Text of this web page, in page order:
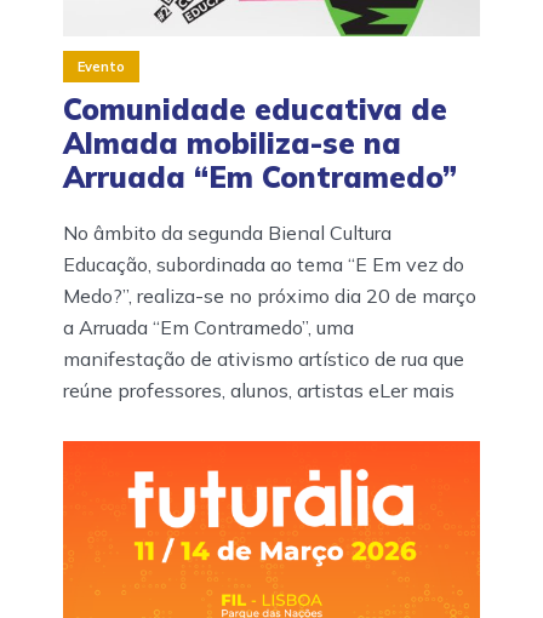
Evento
Comunidade educativa de
Almada mobiliza-se na
Arruada “Em Contramedo”
No âmbito da segunda Bienal Cultura
Educação, subordinada ao tema “E Em vez do
Medo?”, realiza-se no próximo dia 20 de março
a Arruada “Em Contramedo”, uma
manifestação de ativismo artístico de rua que
reúne professores, alunos, artistas eLer mais